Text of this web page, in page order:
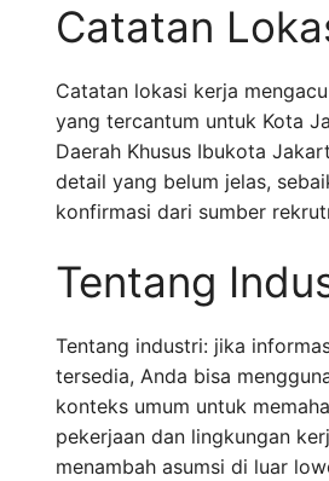
Catatan
Catatan lokasi kerja
yang tercantum untuk Kota
Daerah Khusus Ibukota
detail yang belum jelas,
konfirmasi dari sumber
Tentang
Tentang industri: jika
tersedia, Anda bisa
konteks umum untuk
pekerjaan dan lingkungan
menambah asumsi di luar